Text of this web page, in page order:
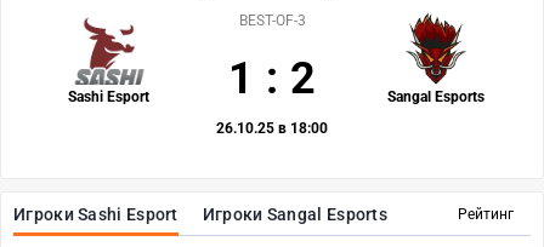
Рейтинг
Игроки Sashi Esport Игроки Sangal Esports
Sashi Esport Sangal Esports
BEST-OF-3
1 : 2
26.10.25 в 18:00